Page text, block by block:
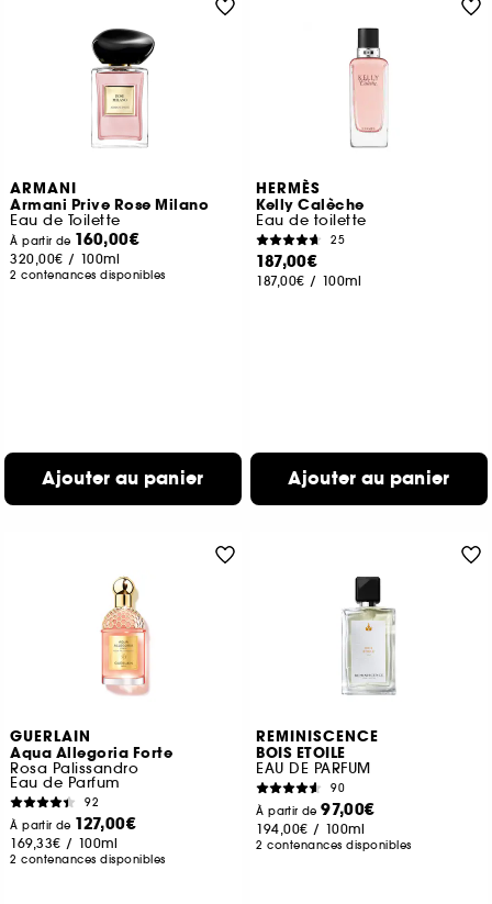
ARMANI
Armani Prive Rose Milano
Eau de Toilette
À partir de 160,00€
320,00€ / 100ml
2 contenances disponibles
Ajouter au panier
HERMÈS
Kelly Calèche
Eau de toilette
25
187,00€
187,00€ / 100ml
Ajouter au panier
GUERLAIN
Aqua Allegoria Forte
Rosa Palissandro
Eau de Parfum
92
À partir de 127,00€
169,33€ / 100ml
2 contenances disponibles
REMINISCENCE
BOIS ETOILE
EAU DE PARFUM
90
À partir de97,00€
194,00€ / 100ml
2 contenances disponibles